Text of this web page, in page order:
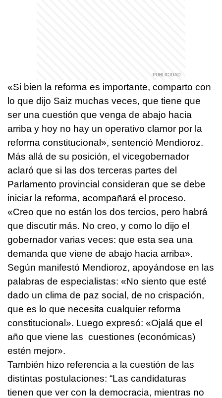
«Si bien la reforma es importante, comparto con
lo que dijo Saiz muchas veces, que tiene que
ser una cuestión que venga de abajo hacia
arriba y hoy no hay un operativo clamor por la
reforma constitucional», sentenció Mendioroz.
Más allá de su posición, el vicegobernador
aclaró que si las dos terceras partes del
Parlamento provincial consideran que se debe
iniciar la reforma, acompañará el proceso.
«Creo que no están los dos tercios, pero habrá
que discutir más. No creo, y como lo dijo el
gobernador varias veces: que esta sea una
demanda que viene de abajo hacia arriba».
Según manifestó Mendioroz, apoyándose en las
palabras de especialistas: «No siento que esté
dado un clima de paz social, de no crispación,
que es lo que necesita cualquier reforma
constitucional». Luego expresó: «Ojalá que el
año que viene las cuestiones (económicas)
estén mejor».
También hizo referencia a la cuestión de las
distintas postulaciones: “Las candidaturas
tienen que ver con la democracia, mientras no